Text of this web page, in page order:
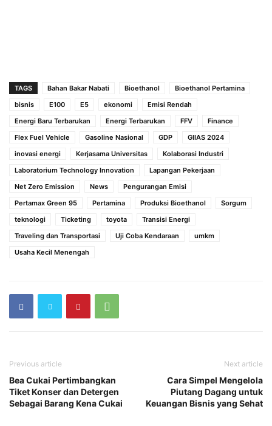
TAGS Bahan Bakar Nabati Bioethanol
Bioethanol Pertamina
bisnis
E100 E5 ekonomi
Emisi Rendah
Energi Baru Terbarukan
Energi Terbarukan FFV
Finance
Flex Fuel Vehicle
Gasoline Nasional GDP
GIIAS 2024
inovasi energi
Kerjasama Universitas
Kolaborasi Industri
Laboratorium Technology Innovation
Lapangan Pekerjaan
Net Zero Emission
News
Pengurangan Emisi
Pertamax Green 95
Pertamina Produksi Bioethanol
Sorgum
teknologi
Ticketing toyota
Transisi Energi
Traveling dan Transportasi
Uji Coba Kendaraan
umkm
Usaha Kecil Menengah
Previous article
Bea Cukai Pertimbangkan
Tiket Konser dan Detergen
Sebagai Barang Kena Cukai
Next article
Cara Simpel Mengelola
Piutang Dagang untuk
Keuangan Bisnis yang Sehat